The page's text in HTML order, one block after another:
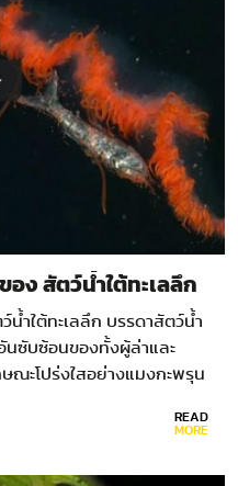
ง สัตว์น้ำใต้ทะเลลึก
น้ำใต้ทะเลลึก บรรดาสัตว์น้ำ
นซับซ้อนของทั้งผู้ล่าและ
ะโปร่งใสอย่างแมงกะพรุน
วบคุมได้จากระยะไกล โดยREAD
MORE